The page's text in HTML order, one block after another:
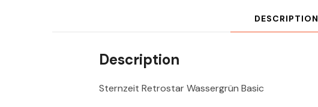
DESCRIPTION
Description
Sternzeit Retrostar Wassergrün Basic